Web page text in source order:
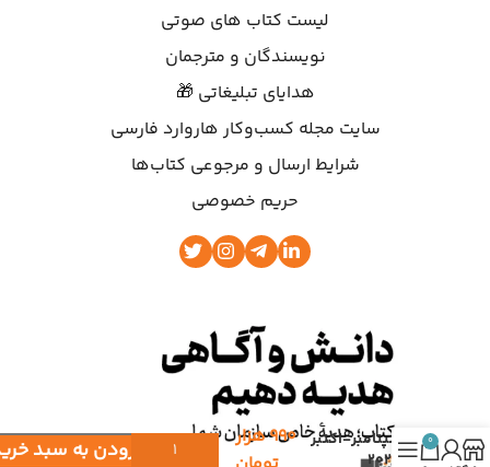
لیست کتاب های صوتی
نویسندگان و مترجمان
هدایای تبلیغاتی 🎁
سایت مجله کسب‌وکار هاروارد فارسی
شرایط ارسال و مرجوعی کتاب‌ها
حریم خصوصی
سپتامبر-اکتبر
۲۰۲۳
۹۹۰هزار
افزودن به سبد 0